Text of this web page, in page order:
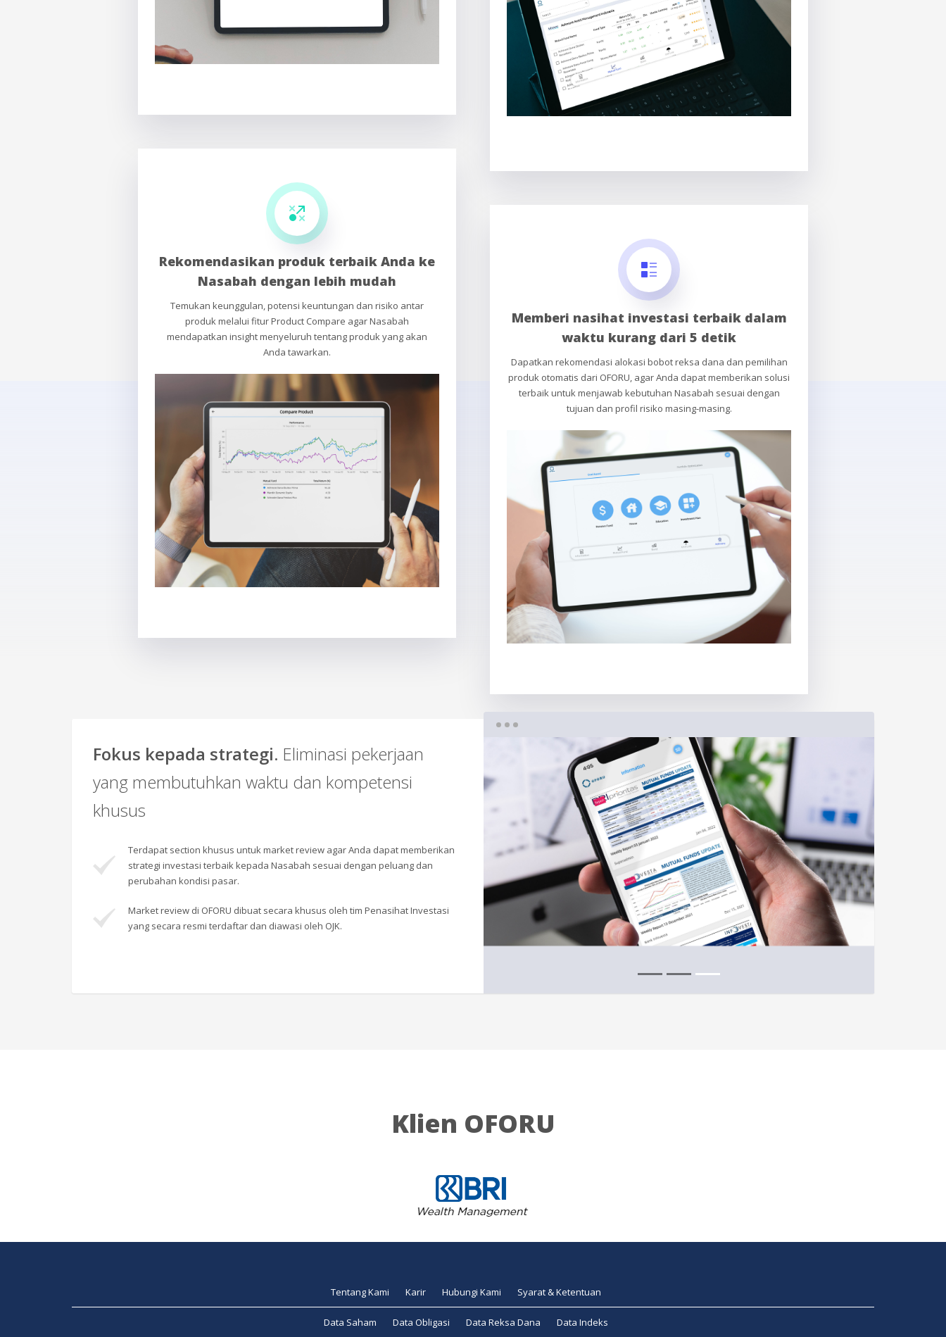
Rekomendasikan produk terbaik Anda ke
Nasabah dengan lebih mudah
Temukan keunggulan, potensi keuntungan dan risiko antar
produk melalui fitur Product Compare agar Nasabah
mendapatkan insight menyeluruh tentang produk yang akan
Anda tawarkan.
Memberi nasihat investasi terbaik dalam
waktu kurang dari 5 detik
Dapatkan rekomendasi alokasi bobot reksa dana dan pemilihan
produk otomatis dari OFORU, agar Anda dapat memberikan solusi
terbaik untuk menjawab kebutuhan Nasabah sesuai dengan
tujuan dan profil risiko masing-masing.
Fokus kepada strategi. Eliminasi pekerjaan
yang membutuhkan waktu dan kompetensi
khusus
Terdapat section khusus untuk market review agar Anda dapat memberikan
strategi investasi terbaik kepada Nasabah sesuai dengan peluang dan
perubahan kondisi pasar.
Market review di OFORU dibuat secara khusus oleh tim Penasihat Investasi
yang secara resmi terdaftar dan diawasi oleh OJK.
Klien OFORU
Tentang Kami Karir Hubungi Kami Syarat & Ketentuan
Data Saham Data Obligasi Data Reksa Dana Data Indeks